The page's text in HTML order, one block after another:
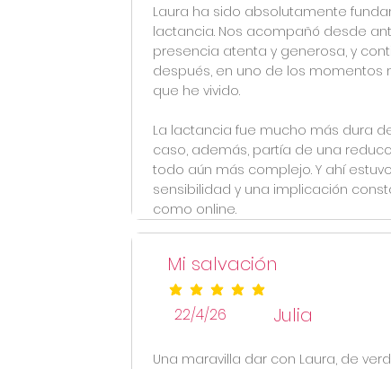
Laura ha sido absolutamente
lactancia. Nos acompañó desde
presencia atenta y generosa, y
después, en uno de los momentos
que he vivido.
La lactancia fue mucho más dura
caso, además, partía de una
todo aún más complejo. Y ahí
sensibilidad y una implicación
como online.
Mi salvación
la calificación promedio es 5 de 5
22/4/26 Julia
Una maravilla dar con Laura, de